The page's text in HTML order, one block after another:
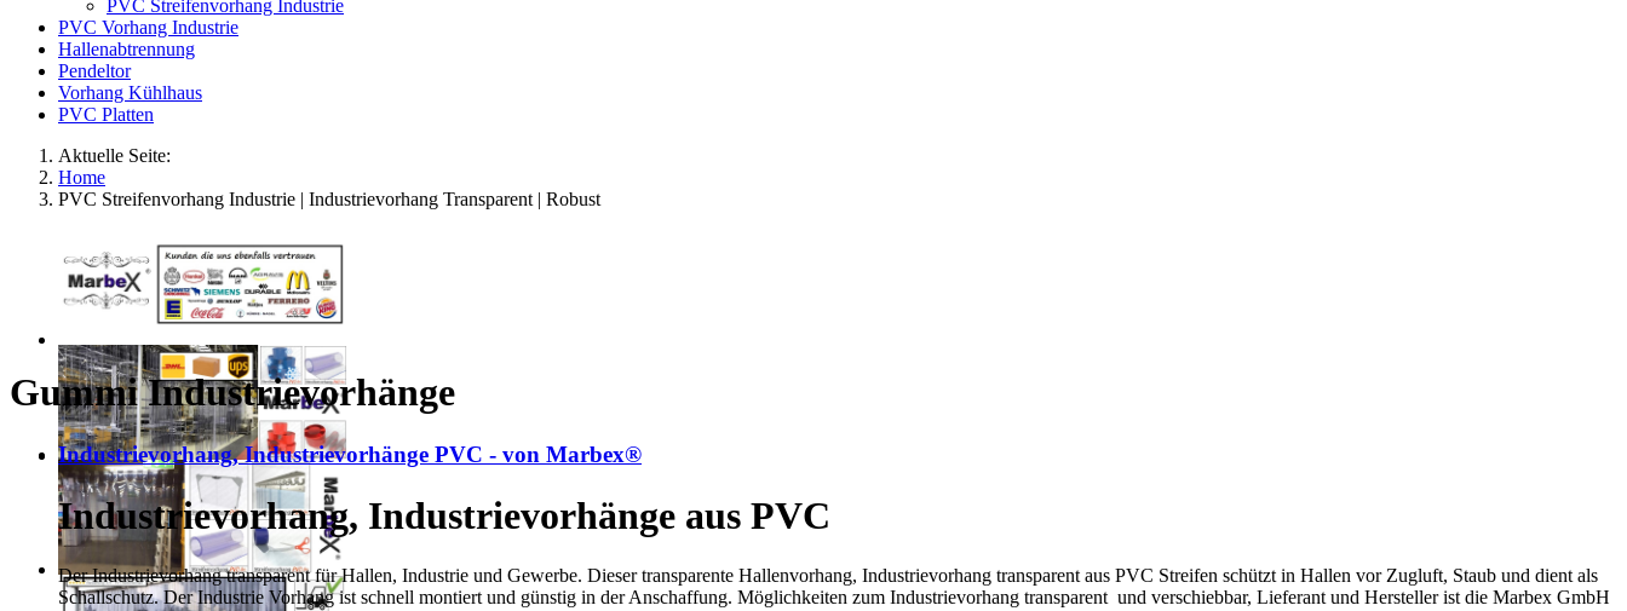
PVC Streifenvorhang Industrie
PVC Vorhang Industrie
Hallenabtrennung
Pendeltor
Vorhang Kühlhaus
PVC Platten
Aktuelle Seite:
Home
PVC Streifenvorhang Industrie | Industrievorhang Transparent | Robust
Gummi Industrievorhänge
Industrievorhang, Industrievorhänge PVC - von Marbex®
Industrievorhang, Industrievorhänge aus PVC
Der Industrievorhang transparent für Hallen, Industrie und Gewerbe. Dieser transparente Hallenvorhang, Industrievorhang transparent aus PVC Streifen schützt in Hallen vor Zugluft, Staub und dient als
Schallschutz. Der Industrie Vorhang ist schnell montiert und günstig in der Anschaffung. Möglichkeiten zum Industrievorhang transparent und verschiebbar, Lieferant und Hersteller ist die Marbex GmbH